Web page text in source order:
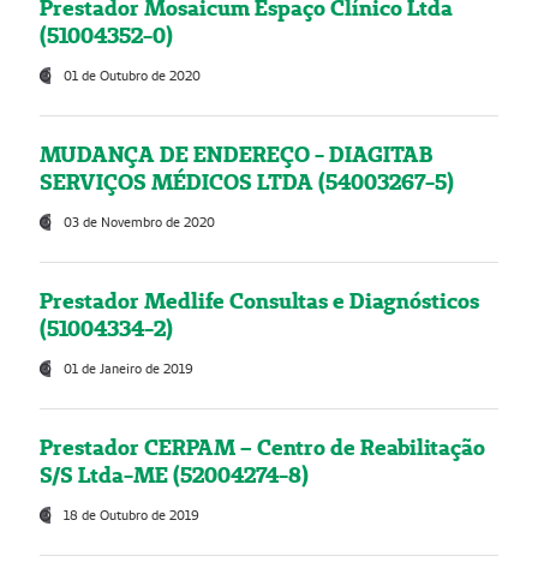
Prestador Mosaicum Espaço Clínico Ltda
(51004352-0)
01 de Outubro de 2020
MUDANÇA DE ENDEREÇO - DIAGITAB
SERVIÇOS MÉDICOS LTDA (54003267-5)
03 de Novembro de 2020
Prestador Medlife Consultas e Diagnósticos
(51004334-2)
01 de Janeiro de 2019
Prestador CERPAM – Centro de Reabilitação
S/S Ltda-ME (52004274-8)
18 de Outubro de 2019